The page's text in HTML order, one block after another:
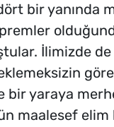
bir yanında
İlimizde
bir yaraya
maalesef elim